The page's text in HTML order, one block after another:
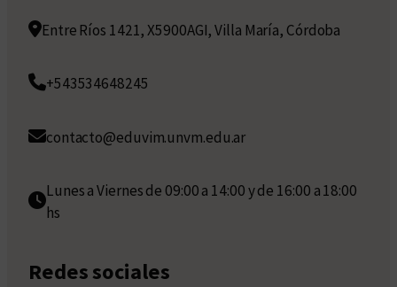
Entre Ríos 1421, X5900AGI, Villa María, Córdoba
+543534648245
contacto@eduvim.unvm.edu.ar
Lunes a Viernes de 09:00 a 14:00 y de 16:00 a 18:00
hs
Redes sociales